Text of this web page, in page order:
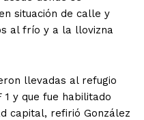
situación de calle y
al frío y a la llovizna
llevadas al refugio
1 y que fue habilitado
capital, refirió González